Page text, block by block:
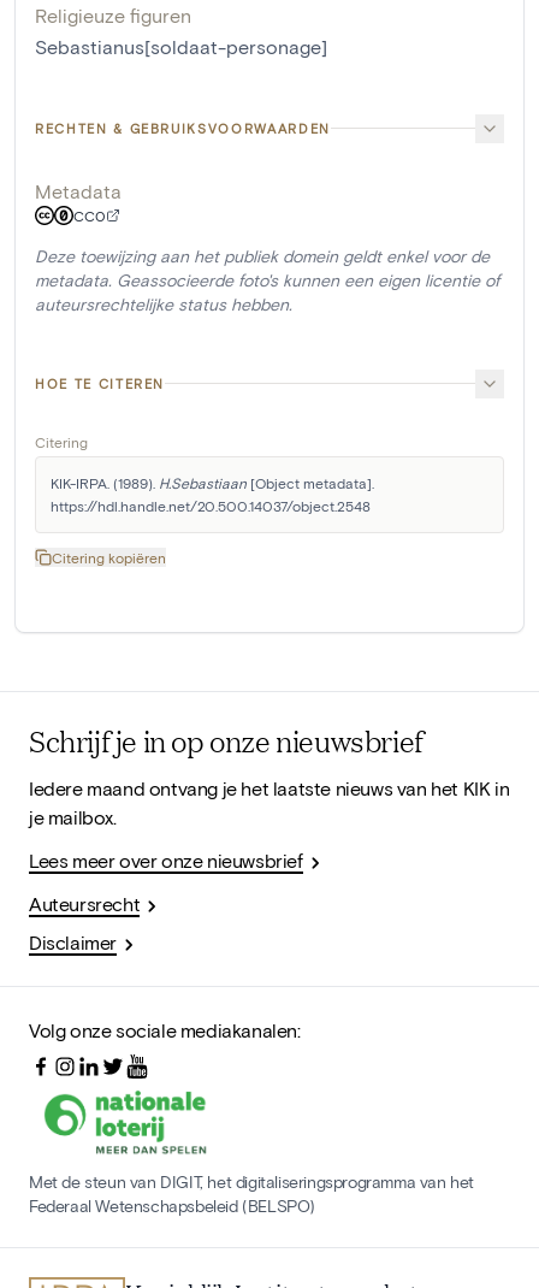
Religieuze figuren
Sebastianus[soldaat-personage]
RECHTEN & GEBRUIKSVOORWAARDEN
Metadata
CC0
Deze toewijzing aan het publiek domein geldt enkel voor de
metadata. Geassocieerde foto's kunnen een eigen licentie of
auteursrechtelijke status hebben.
HOE TE CITEREN
Citering
KIK-IRPA. (1989). H.Sebastiaan [Object metadata].
https://hdl.handle.net/20.500.14037/object.2548
Citering kopiëren
Schrijf je in op onze nieuwsbrief
Iedere maand ontvang je het laatste nieuws van het KIK in
je mailbox.
Lees meer over onze nieuwsbrief
Auteursrecht
Disclaimer
Volg onze sociale mediakanalen:
Met de steun van DIGIT, het digitaliseringsprogramma van het
Federaal Wetenschapsbeleid (BELSPO)